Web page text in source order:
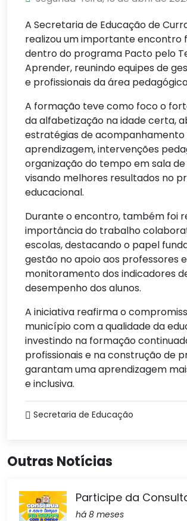
A Secretaria de Educação de
realizou um importante encontro
dentro do programa Pacto pelo
Aprender, reunindo equipes de
e profissionais da área
A formação teve como foco o
da alfabetização na idade certa,
estratégias de acompanhamento
aprendizagem, intervenções
organização do tempo em sala de
visando melhores resultados no
educacional.
Durante o encontro, também foi
importância do trabalho
escolas, destacando o papel
gestão no apoio aos professores
monitoramento dos indicadores
desempenho dos alunos.
A iniciativa reafirma o
município com a qualidade da
investindo na formação
profissionais e na construção de
garantam uma aprendizagem
e inclusiva.
Secretaria de Educação
Outras Notícias
Participe da
há 8 meses